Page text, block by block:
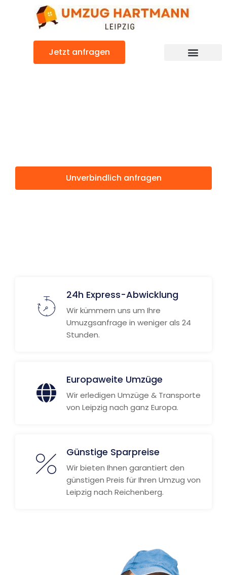
Jetzt anfragen
Unverbindlich anfragen
24h Express-Abwicklung
Wir kümmern uns um Ihre
Umuzgsanfrage in weniger als 24
Stunden.
Europaweite Umzüge
Wir erledigen Umzüge & Transporte
von Leipzig nach ganz Europa.
Günstige Sparpreise
Wir bieten Ihnen garantiert den
günstigen Preis für Ihren Umzug von
Leipzig nach Reichenberg.